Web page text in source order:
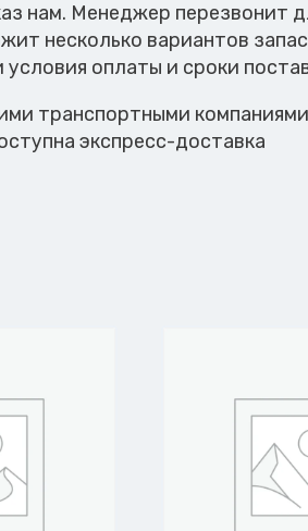
нам. Менеджер перезвонит
несколько вариантов
условия оплаты и сроки
транспортными
экспресс-доставка